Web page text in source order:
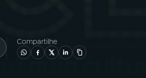
Compartilhe